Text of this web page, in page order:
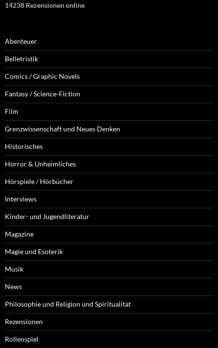
14238 Rezensionen online
Abenteuer
Belletristik
Comics / Graphic Novels
Fantasy / Science-Fiction
Film
Grenzwissenschaft und Neues Denken
Historisches
Horror & Unheimliches
Hörspiele / Hörbücher
Interviews
Kinder- und Jugendliteratur
Magazine
Magie und Esoterik
Musik
News
Philosophie und Religion und Spiritualität
Rezensionen
Rollenspiel